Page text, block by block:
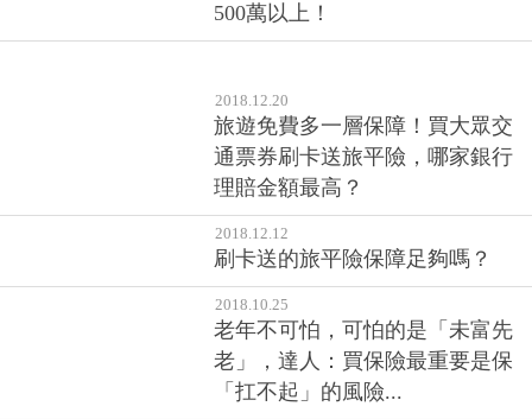
500萬以上！
2018.12.20
旅遊免費多一層保障！買大眾交
通票券刷卡送旅平險，哪家銀行
理賠金額最高？
2018.12.12
刷卡送的旅平險保障足夠嗎？
2018.10.25
老年不可怕，可怕的是「未富先
老」，達人：買保險最重要是保
「扛不起」的風險...